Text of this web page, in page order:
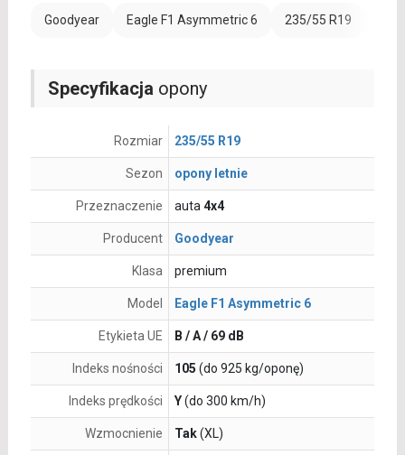
Goodyear Eagle F1 Asymmetric 6 235/55 R19
Specyfikacja opony
Rozmiar 235/55 R19
Sezon opony letnie
Przeznaczenie auta 4x4
Producent Goodyear
Klasa premium
Model Eagle F1 Asymmetric 6
Etykieta UE B / A / 69 dB
Indeks nośności 105 (do 925 kg/oponę)
Indeks prędkości Y(do 300 km/h)
Wzmocnienie Tak(XL)